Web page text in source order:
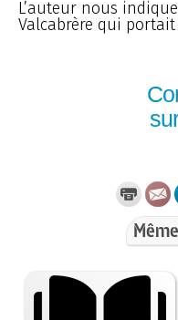
L’auteur nous
Valcabrère qui